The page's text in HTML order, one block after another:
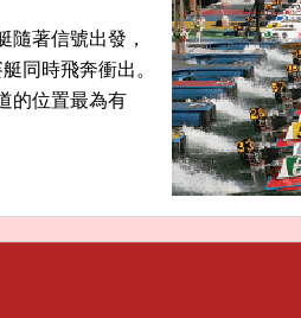
隨著信號出發，
同時飛奔衝出。
的位置最為有